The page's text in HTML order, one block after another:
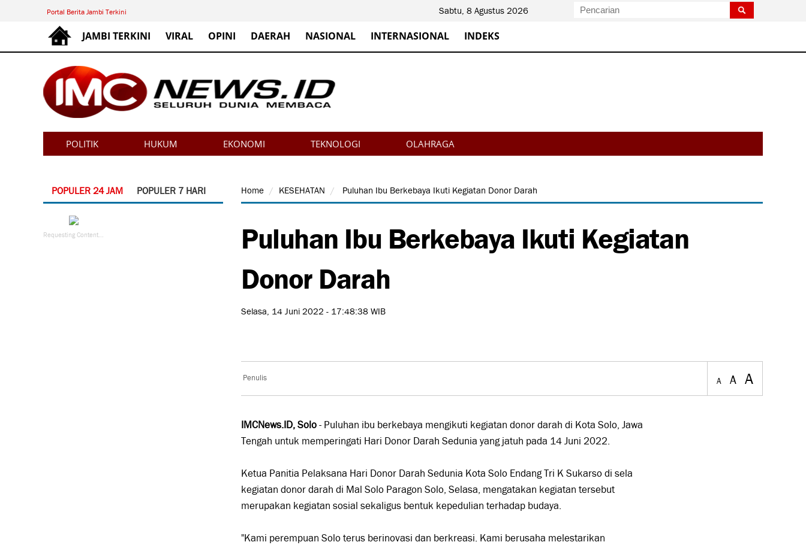
Portal Berita Jambi Terkini Sabtu, 8 Agustus 2026
JAMBI TERKINI VIRAL OPINI DAERAH NASIONAL INTERNASIONAL INDEKS
POLITIK HUKUM EKONOMI TEKNOLOGI OLAHRAGA
POPULER 24 JAM POPULER 7 HARI
Requesting Content...
Home KESEHATAN Puluhan Ibu Berkebaya Ikuti Kegiatan Donor Darah
Puluhan Ibu Berkebaya Ikuti Kegiatan
Donor Darah
Selasa, 14 Juni 2022 - 17:48:38 WIB
Penulis A A A
IMCNews.ID, Solo- Puluhan ibu berkebaya mengikuti kegiatan donor darah di Kota Solo, Jawa
Tengah untuk memperingati Hari Donor Darah Sedunia yang jatuh pada 14 Juni 2022.
Ketua Panitia Pelaksana Hari Donor Darah Sedunia Kota Solo Endang Tri K Sukarso di sela
kegiatan donor darah di Mal Solo Paragon Solo, Selasa, mengatakan kegiatan tersebut
merupakan kegiatan sosial sekaligus bentuk kepedulian terhadap budaya.
"Kami perempuan Solo terus berinovasi dan berkreasi. Kami berusaha melestarikan